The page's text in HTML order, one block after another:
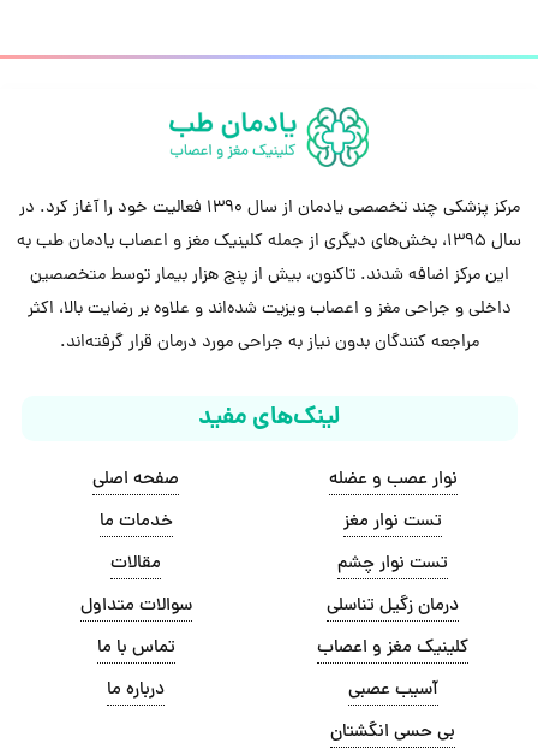
مرکز پزشکی چند تخصصی یادمان از سال 1390 فعالیت خود را آغاز کرد. در
سال 1395، بخش‌های دیگری از جمله کلینیک مغز و اعصاب یادمان طب به
این مرکز اضافه شدند. تاکنون، بیش از پنج هزار بیمار توسط متخصصین
داخلی و جراحی مغز و اعصاب ویزیت شده‌اند و علاوه بر رضایت بالا، اکثر
مراجعه کنندگان بدون نیاز به جراحی مورد درمان قرار گرفته‌اند.
لینک‌های مفید
نوار عصب و عضله
تست نوار مغز
تست نوار چشم
درمان زگیل تناسلی
کلینیک مغز و اعصاب
آسیب عصبی
بی حسی انگشتان
صفحه اصلی
خدمات ما
مقالات
سوالات متداول
تماس با ما
درباره ما